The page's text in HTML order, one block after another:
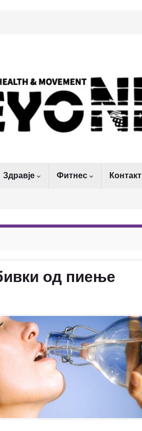
Здравје Фитнес Контакт
од пиење